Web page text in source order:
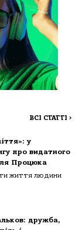
ВСІ СТАТТІ >
у
про видатного
Процюка
життя людини
дружба,